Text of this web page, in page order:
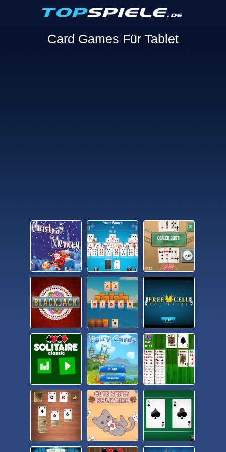
Card Games Für Tablet